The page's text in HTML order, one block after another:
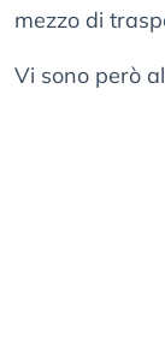
mezzo di
Vi sono però